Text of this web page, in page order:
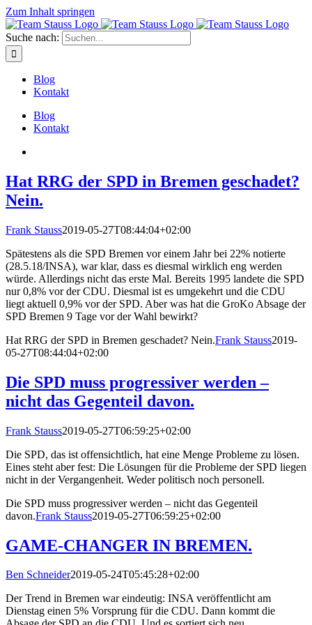
Zum Inhalt springen
Suche nach:
Blog
Kontakt
Blog
Kontakt
Hat RRG der SPD in Bremen geschadet?
Nein.
Frank Stauss2019-05-27T08:44:04+02:00
Spätestens als die SPD Bremen vor einem Jahr bei 22% notierte
(28.5.18/INSA), war klar, dass es diesmal wirklich eng werden
würde. Allerdings nicht das erste Mal. Bereits 1995 landete die SPD
nur 0,8% vor der CDU. Diesmal ist es umgekehrt und die CDU
liegt aktuell 0,9% vor der SPD. Aber was hat die GroKo Absage der
SPD Bremen 9 Tage vor der Wahl bewirkt?
Hat RRG der SPD in Bremen geschadet? Nein.Frank Stauss2019-
05-27T08:44:04+02:00
Die SPD muss progressiver werden –
nicht das Gegenteil davon.
Frank Stauss2019-05-27T06:59:25+02:00
Die SPD, das ist offensichtlich, hat eine Menge Probleme zu lösen.
Eines steht aber fest: Die Lösungen für die Probleme der SPD liegen
nicht in der Vergangenheit. Weder politisch noch personell.
Die SPD muss progressiver werden – nicht das Gegenteil
davon.Frank Stauss2019-05-27T06:59:25+02:00
GAME-CHANGER IN BREMEN.
Ben Schneider2019-05-24T05:45:28+02:00
Der Trend in Bremen war eindeutig: INSA veröffentlicht am
Dienstag einen 5% Vorsprung für die CDU. Dann kommt die